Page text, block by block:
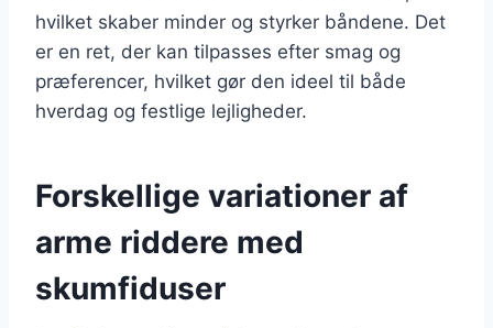
hvilket skaber minder og styrker båndene. Det
er en ret, der kan tilpasses efter smag og
præferencer, hvilket gør den ideel til både
hverdag og festlige lejligheder.
Forskellige variationer af
arme riddere med
skumfiduser